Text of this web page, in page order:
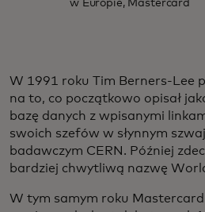
w Europie, Mastercard
W 1991 roku Tim Berners-Lee
na to, co początkowo opisał
bazę danych z wpisanymi
swoich szefów w słynnym
badawczym CERN. Później
bardziej chwytliwą nazwę
W tym samym roku